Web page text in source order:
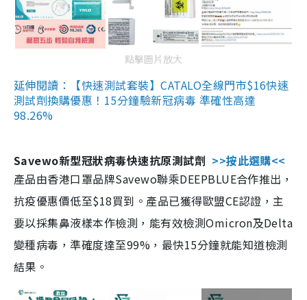
點擊圖片放大
延伸閱讀：【快速測試套裝】CATALO全線門市$16快速
測試劑換購優惠！15分鐘驗新冠病毒 準確性高達
98.26%
Savewo新型冠狀病毒快速抗原測試劑 >>按此選購<<
產品由香港口罩品牌Savewo聯乘DEEPBLUE合作推出，
抗疫優惠價低至$18買到。產品已獲得歐盟CE認證，主
要以採集鼻液樣本作檢測，能有效檢測Omicron及Delta
變種病毒，準確度達至99%，最快15分鐘就能知道檢測
結果。